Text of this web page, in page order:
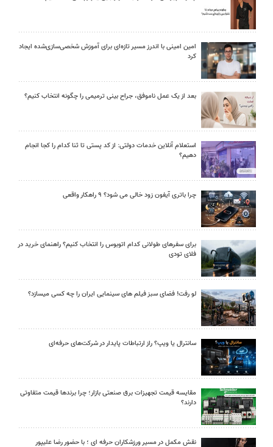
امین امینی با اندرز مسیر تازه‌ای برای آموزش شخصی‌سازی‌شده ایجاد
کرد
بعد از یک عمل ناموفق، جراح بینی ترمیمی را چگونه انتخاب کنیم؟
استعلام آنلاین خدمات دولتی: از کد پستی تا ثنا کدام را کجا انجام
دهیم؟
چرا باتری آیفون زود خالی می شود؟ ۹ راهکار واقعی
برای سفرهای طولانی کدام اتوبوس را انتخاب کنیم؟ راهنمای خرید در
فلای تودی
لو رفت! فضای سبز فیلم های سینمایی ایران را چه کسی میسازد؟
سانترال یا ویپ؟ راز ارتباطات پایدار در شرکت‌های حرفه‌ای
مقایسه قیمت تجهیزات برق صنعتی بازار؛ چرا برندها قیمت متفاوتی
دارند؟
نقش مکمل در مسیر ورزشکاران حرفه ای ؛ با حضور رضا علیپور